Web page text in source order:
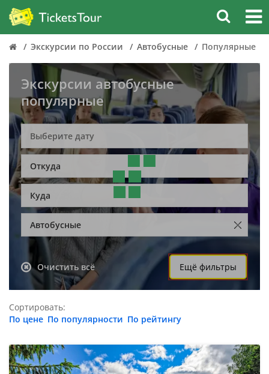
Экскурсии по России Автобусные Популярные
Экскурсии автобусные
популярные
Откуда
Куда
Автобусные
Очистить всё Ещё фильтры
Сортировать:
По цене По популярности По рейтингу